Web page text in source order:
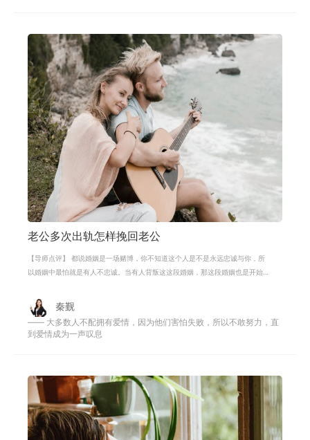
老公多次出轨怎样挽回老公
【导师点评】 都说婚姻是一场赌博，你不知道这个人是不是永远忠诚与你，所
以婚姻中最怕就是有人不忠诚。当有人背叛这这段婚姻，那这段婚姻也是开始
秦觐
—— 大多数人不配拥有爱情，因为他们害怕失败，所以不敢努力，直
到爱情成为一声叹息